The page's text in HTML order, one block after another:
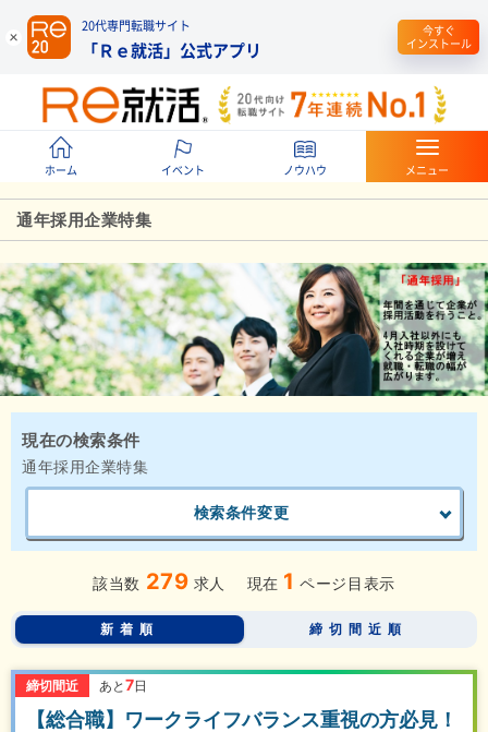
20代専門転職サイト
「Ｒｅ就活」公式アプリ
今すぐ
インストール
ホーム イベント ノウハウ メニュー
通年採用企業特集
現在の検索条件
通年採用企業特集
検索条件変更
該当数 279 求人 現在 1 ページ目表示
新着順 締切間近順
締切間近 あと 7日
【総合職】ワークライフバランス重視の方必見！